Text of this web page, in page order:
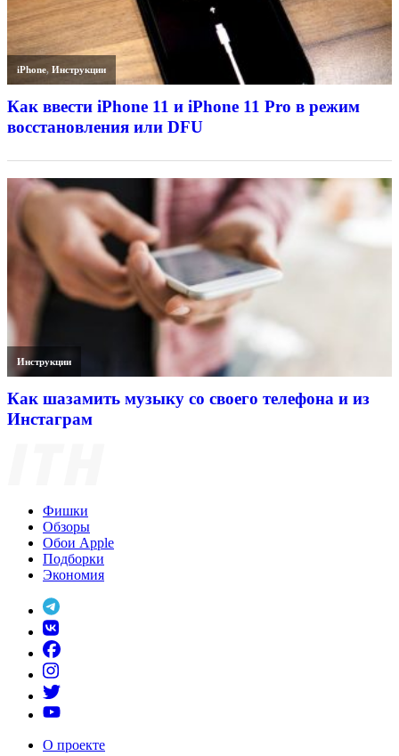
iPhone,Инструкции
Как ввести iPhone 11 и iPhone 11 Pro в режим
восстановления или DFU
Инструкции
Как шазамить музыку со своего телефона и из
Инстаграм
Фишки
Обзоры
Обои Apple
Подборки
Экономия
О проекте